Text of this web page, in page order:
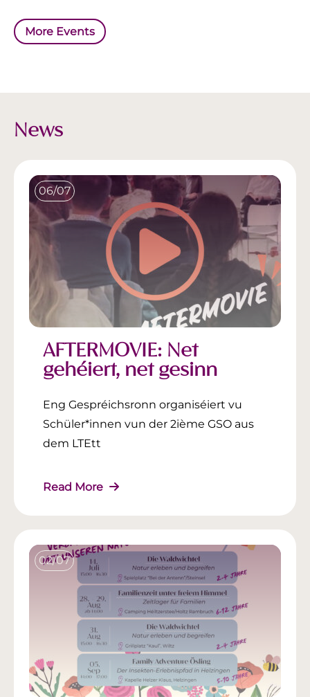
More Events
News
06/07
AFTERMOVIE: Net
gehéiert, net gesinn
Eng Gespréichsronn organiséiert vu
Schüler*innen vun der 2ième GSO aus
dem LTEtt
Read More
02/07